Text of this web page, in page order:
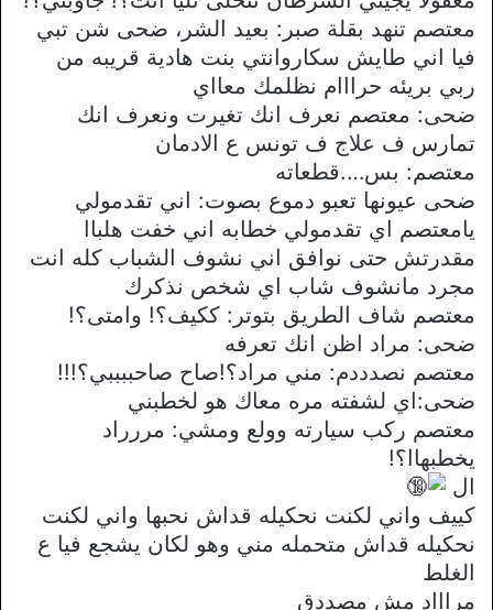
معتصم تنهد بقلة صبر: بعيد الشر، ضحى شن تبي
فيا اني طايش سكاروانتي بنت هادية قريبه من
ربي بريئه حرااام نظلمك معااي
ضحى: معتصم نعرف انك تغيرت ونعرف انك
تمارس ف علاج ف تونس ع الادمان
معتصم: بس….قطعاته
ضحى عيونها تعبو دموع بصوت: اني تقدمولي
يامعتصم اي تقدمولي خطابه اني خفت هلباا
مقدرتش حتى نوافق اني نشوف الشباب كله انت
مجرد مانشوف شاب اي شخص نذكرك
معتصم شاف الطريق بتوتر: ككيف؟! وامتى؟!
ضحى: مراد اظن انك تعرفه
معتصم نصدددم: مني مراد؟!صاح صاحببببي؟!!!
ضحى:اي لشفته مره معاك هو لخطبني
معتصم ركب سيارته وولع ومشي: مررراد
يخطبهاا؟!
ال
كييف واني لكنت نحكيله قداش نحبها واني لكنت
نحكيله قداش متحمله مني وهو لكان يشجع فيا ع
الغلط
مراااد مش مصددق